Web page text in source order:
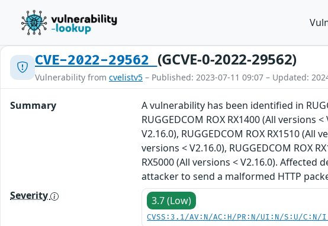
CVE-2022-29562 (GCVE-0-2022-29562)
Vulnerability from cvelistv5 – Published: 2023-07-11 09:07 – Updated:
Summary
A vulnerability has been identified in
RUGGEDCOM ROX RX1400 (All versions
V2.16.0), RUGGEDCOM ROX RX1510 (All
versions < V2.16.0), RUGGEDCOM ROX
RX5000 (All versions < V2.16.0).
attacker to send a malformed HTTP
Severity
3.7 (Low)
CVSS:3.1/AV:N/AC:H/PR:N/UI:N/S:U/C:N/